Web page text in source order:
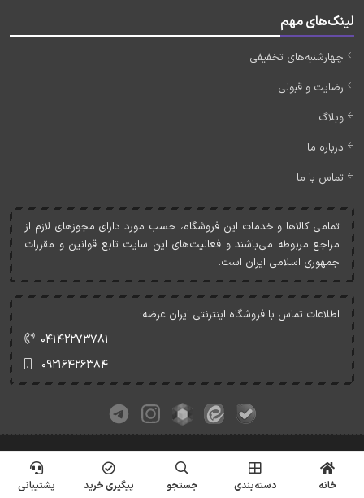
لینک‌های مهم
چهارشنبه‌های تخفیفی
رضایت و قبولی
وبلاگ
درباره ما
تماس با ما
تمامی کالاها و خدمات اين فروشگاه، حسب مورد دارای مجوزهای لازم از
مراجع مربوطه می‌باشند و فعاليت‌های اين سايت تابع قوانين و مقررات
جمهوری اسلامی ايران است.
اطلاعات تماس با فروشگاه اینترنتی ایران عرضه:
۰۴۱۴۲۲۷۳۷۸۱
۰۹۲۱۶۴۲۶۳۸۴
خانه دسته‌بندی جستجو پیگیری خرید پشتیبانی